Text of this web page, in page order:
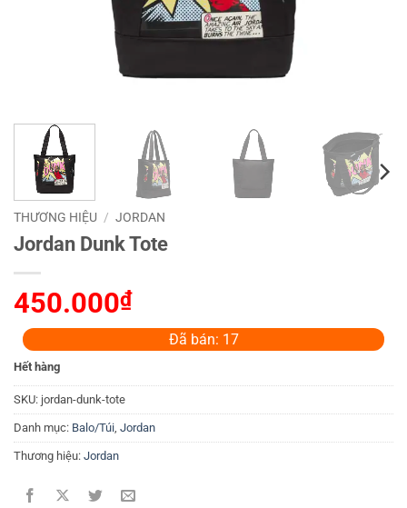
THƯƠNG HIỆU / JORDAN
Jordan Dunk Tote
450.000₫
Đã bán: 17
Hết hàng
SKU: jordan-dunk-tote
Danh mục: Balo/Túi, Jordan
Thương hiệu: Jordan